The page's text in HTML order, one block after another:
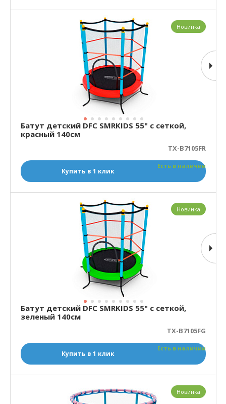
Батут детский DFC SMRKIDS 55" с сеткой,
красный 140см
TX-B7105FR
Есть в наличии
Купить в 1 клик
Новинка
Батут детский DFC SMRKIDS 55" с сеткой,
зеленый 140см
TX-B7105FG
Есть в наличии
Купить в 1 клик
Новинка
Новинка